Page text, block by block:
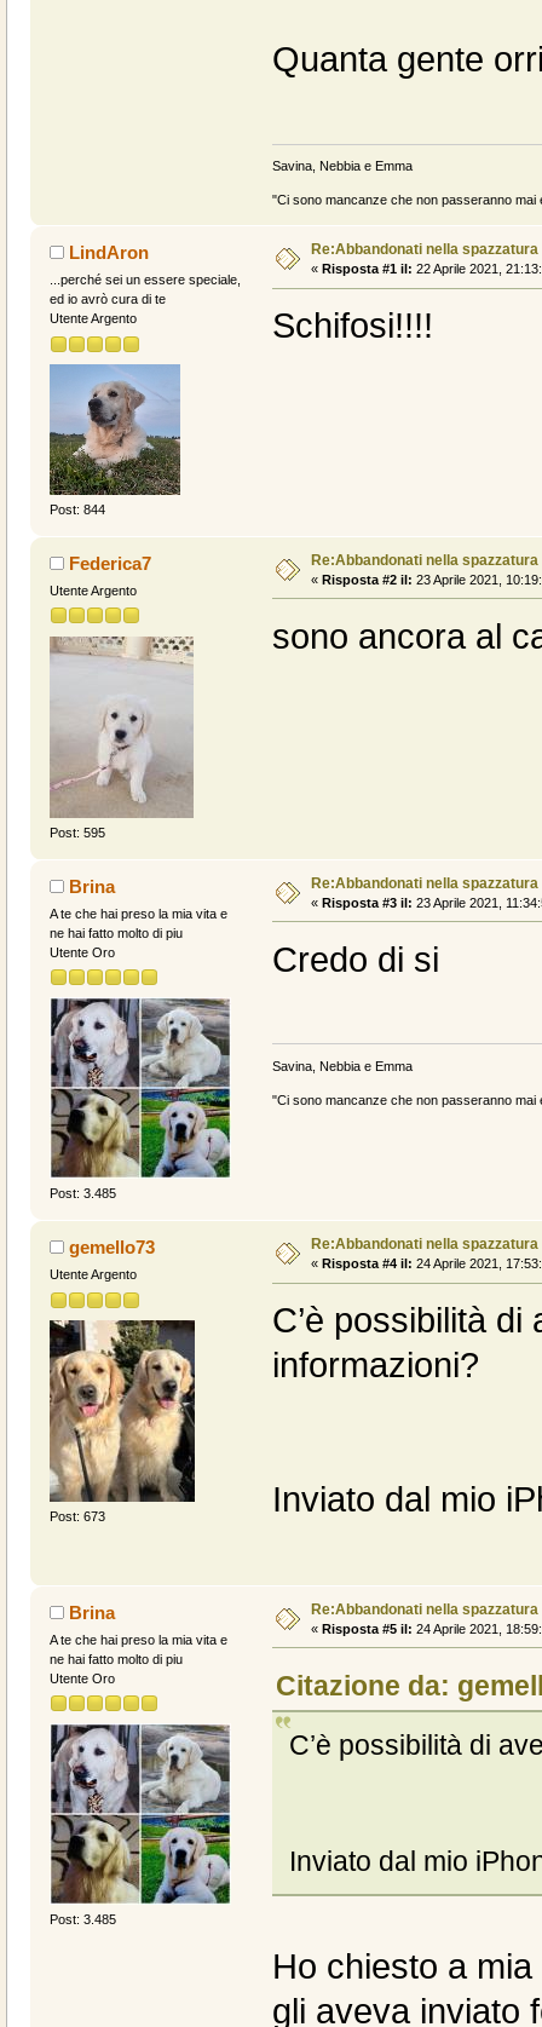
Quanta gente
Savina, Nebbia e Emma
"Ci sono mancanze che non passeranno
LindAron
...perché sei un essere speciale,
ed io avrò cura di te
Utente Argento
Post: 844
Re:Abbandonati nella spazzatura
« Risposta #1 il: 22 Aprile 2021,
Schifosi!!!!
Federica7
Utente Argento
Post: 595
Re:Abbandonati nella spazzatura
« Risposta #2 il: 23 Aprile 2021,
sono ancora al
Brina
A te che hai preso la mia vita e
ne hai fatto molto di piu
Utente Oro
Post: 3.485
Re:Abbandonati nella spazzatura
« Risposta #3 il: 23 Aprile 2021,
Credo di si
Savina, Nebbia e Emma
"Ci sono mancanze che non passeranno
gemello73
Utente Argento
Post: 673
Re:Abbandonati nella spazzatura
« Risposta #4 il: 24 Aprile 2021,
C’è possibilità
informazioni?
Inviato dal mio
Brina
A te che hai preso la mia vita e
ne hai fatto molto di piu
Utente Oro
Post: 3.485
Re:Abbandonati nella spazzatura
« Risposta #5 il: 24 Aprile 2021,
Citazione da:
C’è possibilità di
Inviato dal mio
Ho chiesto a
gli aveva inviato